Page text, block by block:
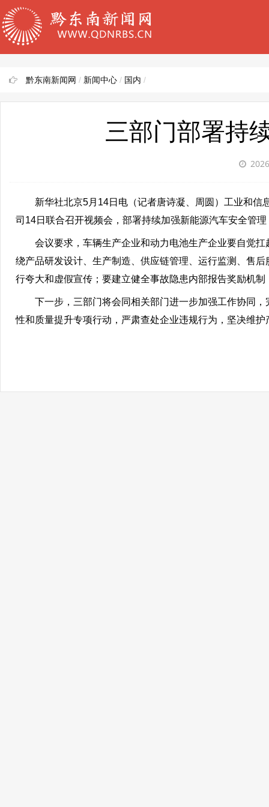
黔东南新闻网 / 新闻中心 / 国内 /
三部门部署持
新华社北京5月14日电（记者唐诗凝、周圆）工业和
司14日联合召开视频会，部署持续加强新能源汽车安全管
会议要求，车辆生产企业和动力电池生产企业要自觉
绕产品研发设计、生产制造、供应链管理、运行监测、售
行夸大和虚假宣传；要建立健全事故隐患内部报告奖励机
下一步，三部门将会同相关部门进一步加强工作协同
性和质量提升专项行动，严肃查处企业违规行为，坚决维护